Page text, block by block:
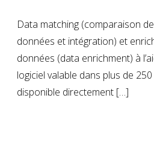
Data matching (comparaison
données et intégration) et
données (data enrichment) à
logiciel valable dans plus de
disponible directement […]